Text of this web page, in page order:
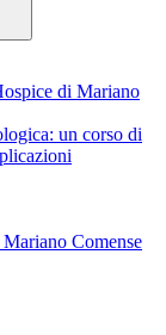
di Mariano
un corso di
Comense